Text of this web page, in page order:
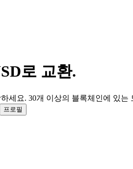
로 교환.
세요. 30개 이상의 블록체인에 있
프로필